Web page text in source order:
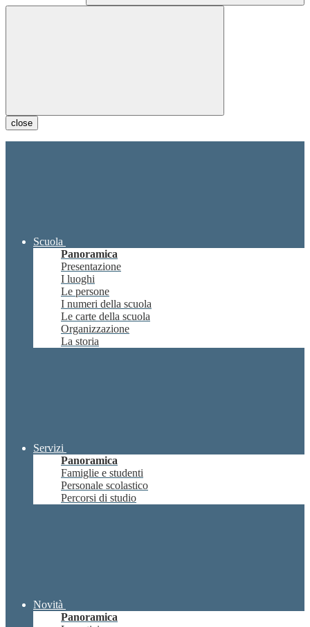
close
Scuola
Panoramica
Presentazione
I luoghi
Le persone
I numeri della scuola
Le carte della scuola
Organizzazione
La storia
Servizi
Panoramica
Famiglie e studenti
Personale scolastico
Percorsi di studio
Novità
Panoramica